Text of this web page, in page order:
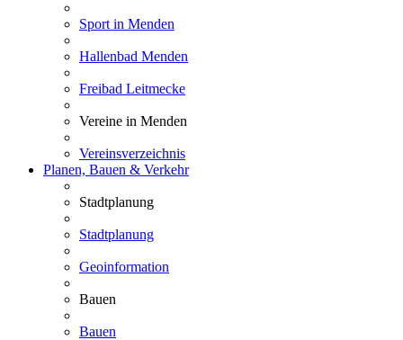
Sport in Menden
Hallenbad Menden
Freibad Leitmecke
Vereine in Menden
Vereinsverzeichnis
Planen, Bauen & Verkehr
Stadtplanung
Stadtplanung
Geoinformation
Bauen
Bauen